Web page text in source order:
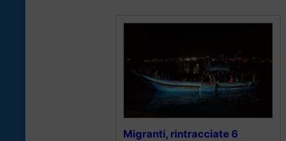
Migranti, rintracciate 6